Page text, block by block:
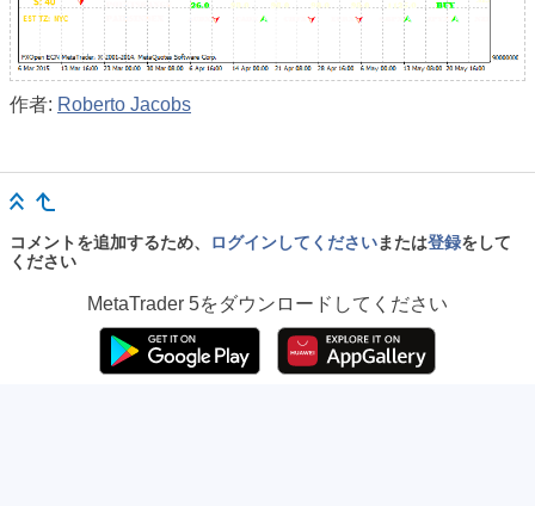
作者: Roberto Jacobs
コメントを追加するため、 ログインしてくださいまたは登録をして
ください
MetaTrader 5をダウンロードしてください